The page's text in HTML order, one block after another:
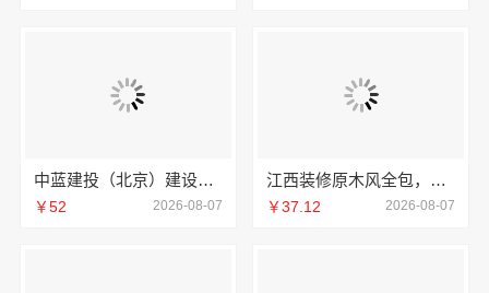
中蓝建投（北京）建设有限公司武功分公司厨房半包装修北欧风
￥52 2026-08-07
江西装修原木风全包，江西尚宅尚品新型环保材料有限公司一站式服务
￥37.12 2026-08-07